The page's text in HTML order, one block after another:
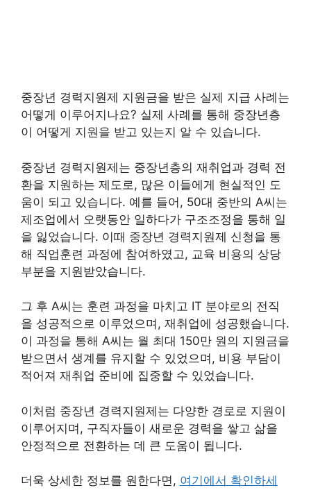
중장년 경력지원제 지원금을 받은 실제 지급 사례는
어떻게 이루어지나요? 실제 사례를 통해 중장년층
이 어떻게 지원을 받고 있는지 알 수 있습니다.
중장년 경력지원제는 중장년층의 재취업과 경력 전
환을 지원하는 제도로, 많은 이들에게 현실적인 도
움이 되고 있습니다. 예를 들어, 50대 중반의 A씨는
제조업에서 오랫동안 일하다가 구조조정을 통해 일
을 잃었습니다. 이때 중장년 경력지원제 신청을 통
해 직업훈련 과정에 참여하였고, 교육 비용의 상당
부분을 지원받았습니다.
그 후 A씨는 훈련 과정을 마치고 IT 분야로의 전직
을 성공적으로 이루었으며, 재취업에 성공했습니다.
이 과정을 통해 A씨는 월 최대 150만 원의 지원금을
받으면서 생계를 유지할 수 있었으며, 비용 부담이
적어져 재취업 준비에 집중할 수 있었습니다.
이처럼 중장년 경력지원제는 다양한 경로로 지원이
이루어지며, 구직자들이 새로운 경력을 쌓고 삶을
안정적으로 전환하는 데 큰 도움이 됩니다.
더욱 상세한 정보를 원한다면, 여기에서 확인하세